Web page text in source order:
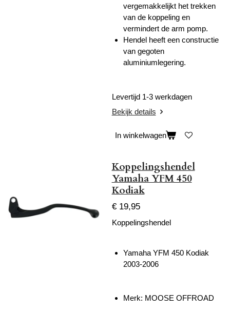
vergemakkelijkt het trekken
van de koppeling en
vermindert de arm pomp.
Hendel heeft een constructie
van gegoten
aluminiumlegering.
Levertijd 1-3 werkdagen
Bekijk details
In winkelwagen
Koppelingshendel
Yamaha YFM 450
Kodiak
€ 19,95
Koppelingshendel
Yamaha YFM 450 Kodiak
2003-2006
Merk: MOOSE OFFROAD